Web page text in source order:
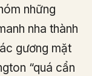
những
nha thành
gương mặt
“quá cẩn